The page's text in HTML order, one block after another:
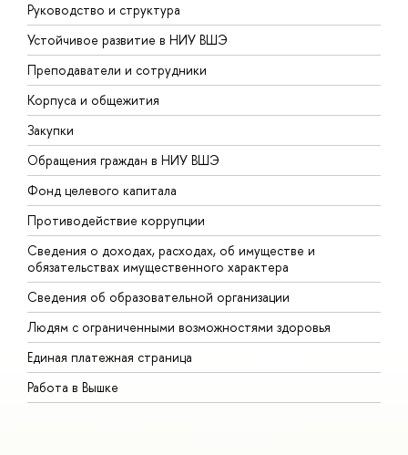
Руководство и структура
Устойчивое развитие в НИУ ВШЭ
Преподаватели и сотрудники
Корпуса и общежития
Закупки
Обращения граждан в НИУ ВШЭ
Фонд целевого капитала
Противодействие коррупции
Сведения о доходах, расходах, об имуществе и
обязательствах имущественного характера
Сведения об образовательной организации
Людям с ограниченными возможностями здоровья
Единая платежная страница
Работа в Вышке